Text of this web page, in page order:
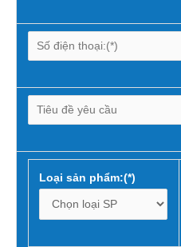
Loại sản phẩm:(*)